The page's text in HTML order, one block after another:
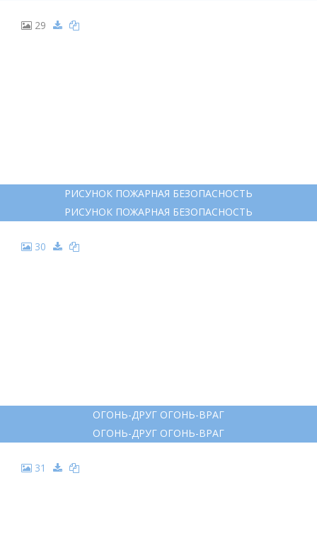
29
РИСУНОК ПОЖАРНАЯ БЕЗОПАСНОСТЬ
РИСУНОК ПОЖАРНАЯ БЕЗОПАСНОСТЬ
30
ОГОНЬ-ДРУГ ОГОНЬ-ВРАГ
ОГОНЬ-ДРУГ ОГОНЬ-ВРАГ
31